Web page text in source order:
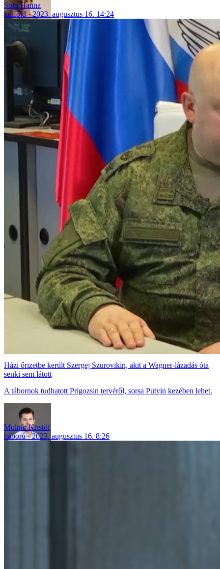
Solti Hanna
külföld
2023. augusztus 16. 14:24
Házi őrizetbe került Szergej Szurovikin, akit a Wagner-lázadás óta
senki sem látott
A tábornok tudhatott Prigozsin tervéről, sorsa Putyin kezében lehet.
Molnár Kristóf
háború
2023. augusztus 16. 8:26